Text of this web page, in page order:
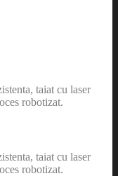
taiat cu laser
robotizat.
taiat cu laser
robotizat.